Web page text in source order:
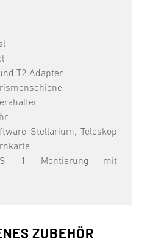
T2 Adapter
Stellarium, Teleskop
1 Montierung mit
ZUBEHÖR